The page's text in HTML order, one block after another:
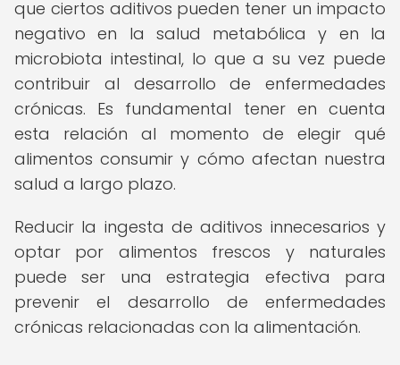
que ciertos aditivos pueden tener un impacto
negativo en la salud metabólica y en la
microbiota intestinal, lo que a su vez puede
contribuir al desarrollo de enfermedades
crónicas. Es fundamental tener en cuenta
esta relación al momento de elegir qué
alimentos consumir y cómo afectan nuestra
salud a largo plazo.
Reducir la ingesta de aditivos innecesarios y
optar por alimentos frescos y naturales
puede ser una estrategia efectiva para
prevenir el desarrollo de enfermedades
crónicas relacionadas con la alimentación.